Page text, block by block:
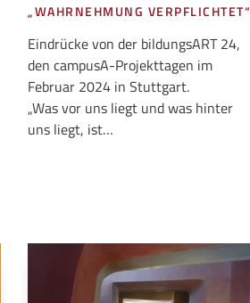
„WAHRNEHMUNG VERPFLICHTET“
Eindrücke von der bildungsART 24,
den campusA-Projekttagen im
Februar 2024 in Stuttgart.
„Was vor uns liegt und was hinter
uns liegt, ist…